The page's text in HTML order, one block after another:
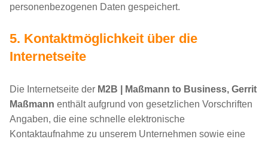
personenbezogenen Daten gespeichert.
5. Kontaktmöglichkeit über die
Internetseite
Die Internetseite der M2B | Maßmann to Business, Gerrit
Maßmann enthält aufgrund von gesetzlichen Vorschriften
Angaben, die eine schnelle elektronische
Kontaktaufnahme zu unserem Unternehmen sowie eine